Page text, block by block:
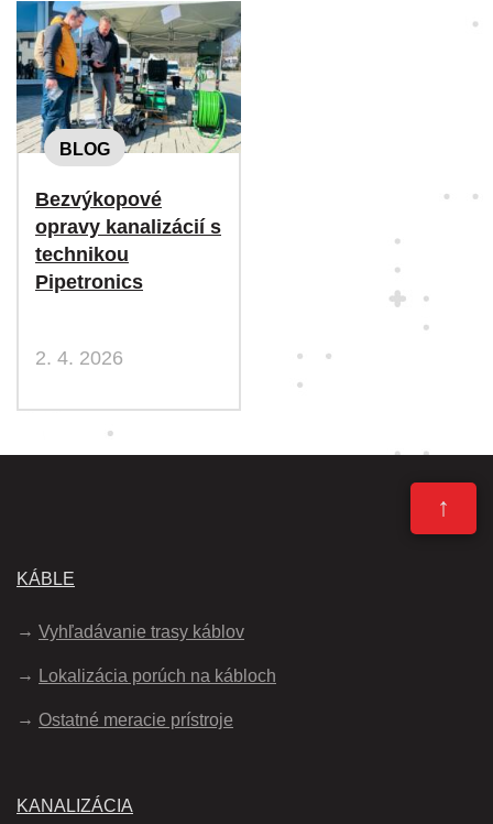
BLOG
Bezvýkopové
opravy kanalizácií s
technikou
Pipetronics
2. 4. 2026
↑
KÁBLE
Vyhľadávanie trasy káblov
Lokalizácia porúch na kábloch
Ostatné meracie prístroje
KANALIZÁCIA